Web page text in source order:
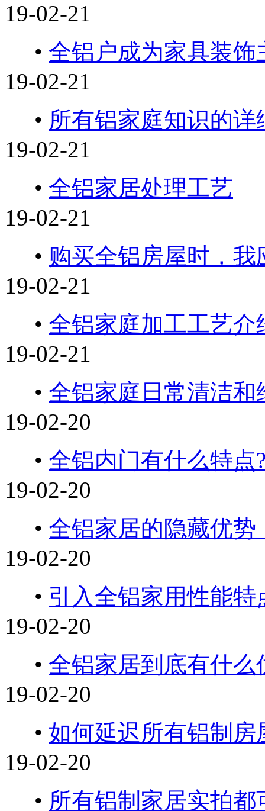
19-02-21
• 全铝户成为家具装饰
19-02-21
• 所有铝家庭知识的详
19-02-21
• 全铝家居处理工艺
19-02-21
• 购买全铝房屋时，我
19-02-21
• 全铝家庭加工工艺介
19-02-21
• 全铝家庭日常清洁和
19-02-20
• 全铝内门有什么特点
19-02-20
• 全铝家居的隐藏优势
19-02-20
• 引入全铝家用性能特
19-02-20
• 全铝家居到底有什么
19-02-20
• 如何延迟所有铝制房
19-02-20
• 所有铝制家居实拍都